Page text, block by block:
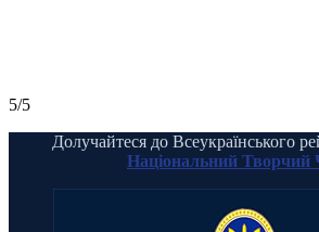
5/5
Долучайтеся до Всеукраїнського
Національний Творчий